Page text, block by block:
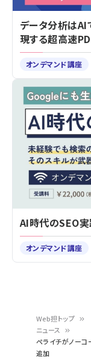
Web担トップ
ニュース
ペライチがノーコ
追加
データ分析は
現する超高速
オンデマンド講座
AI時代のSEO
オンデマンド講座